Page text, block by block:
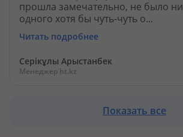
прошла замечательно, не было ни
одного хотя бы чуть-чуть о...
Читать подробнее
Серікұлы Арыстанбек
Менеджер ht.kz
Показать все